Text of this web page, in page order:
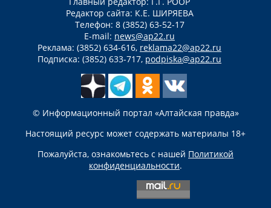
Редактор сайта: К.Е. ШИРЯЕВА
Телефон: 8 (3852) 63-52-17
E-mail: news@ap22.ru
Реклама: (3852) 634-616, reklama22@ap22.ru
Подписка: (3852) 633-717, podpiska@ap22.ru
© Информационный портал «Алтайская правда»
Настоящий ресурс может содержать материалы 18+
Пожалуйста, ознакомьтесь с нашей Политикой
конфиденциальности.